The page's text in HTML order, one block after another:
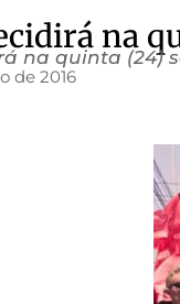
na
na quinta (24)
de 2016